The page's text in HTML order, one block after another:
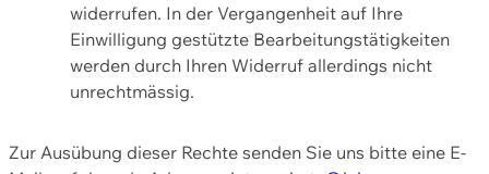
widerrufen. In der Vergangenheit auf Ihre
Einwilligung gestützte Bearbeitungstätigkeiten
werden durch Ihren Widerruf allerdings nicht
unrechtmässig.
Zur Ausübung dieser Rechte senden Sie uns bitte eine E-